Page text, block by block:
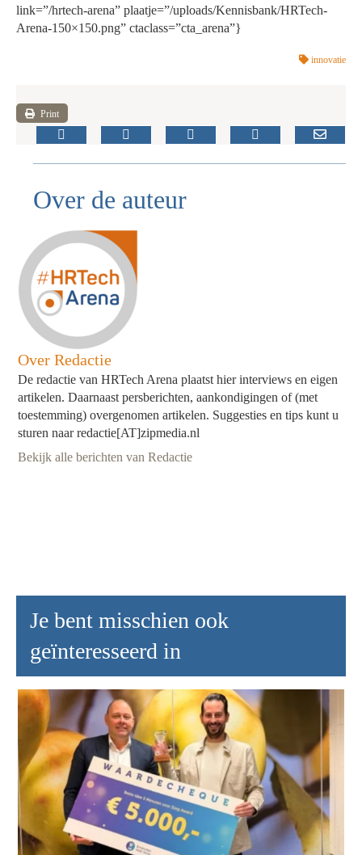
link=”/hrtech-arena” plaatje=”/uploads/Kennisbank/HRTech-
Arena-150×150.png” ctaclass=”cta_arena”}
innovatie
Print
Over de auteur
Over Redactie
De redactie van HRTech Arena plaatst hier interviews en eigen
artikelen. Daarnaast persberichten, aankondigingen of (met
toestemming) overgenomen artikelen. Suggesties en tips kunt u
sturen naar redactie[AT]zipmedia.nl
Bekijk alle berichten van Redactie
Je bent misschien ook
geïnteresseerd in